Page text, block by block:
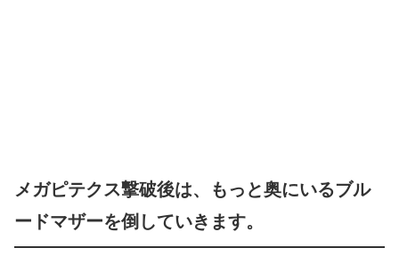
メガピテクス撃破後は、もっと奥にいるブル
ードマザーを倒していきます。